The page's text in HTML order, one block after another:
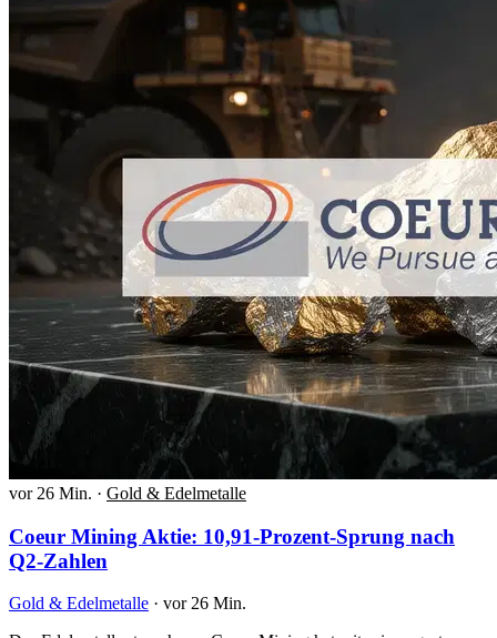
vor 26 Min. · Gold & Edelmetalle
Coeur Mining Aktie: 10,91-Prozent-Sprung nach
Q2-Zahlen
Gold & Edelmetalle · vor 26 Min.